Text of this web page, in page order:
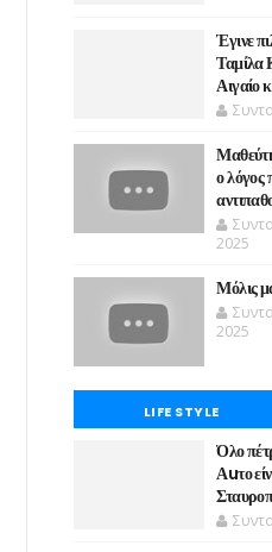
Έγινε
Ταμίλα
Αιγαίο
ο λόγος
2025
Μόλις
2025
LIFE STYLE
Όλο
Αuτο